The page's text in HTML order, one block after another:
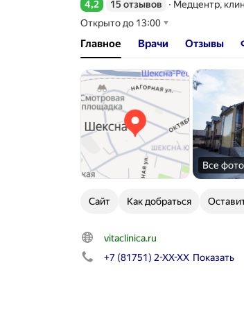
Рейтинг 4,2 из 5
4,2 15 отзывов ∙ Медцентр,
Открыто до 13:00
Главное Врачи Отзывы
Все фото
Сайт Как добраться
vitaclinica.ru
+7 (81751) 2-XX-XX Показать